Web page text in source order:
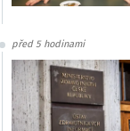
před 5 hodinami